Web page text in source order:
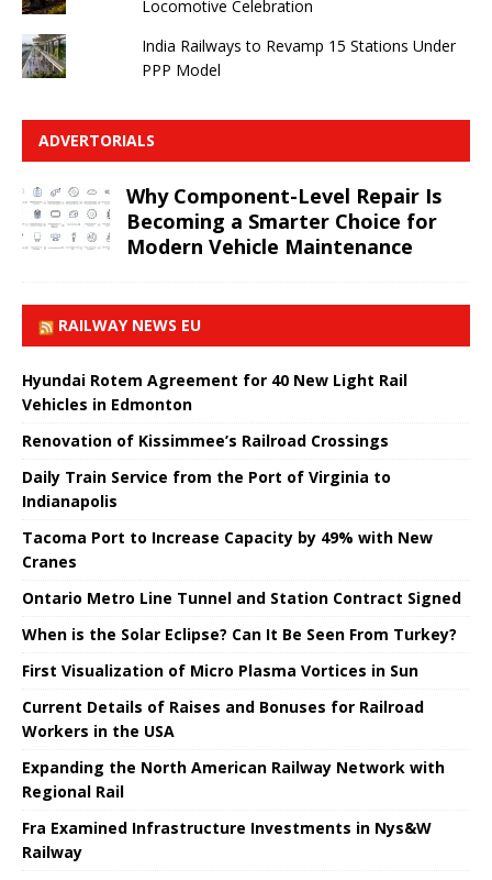
Locomotive Celebration
India Railways to Revamp 15 Stations Under
PPP Model
ADVERTORIALS
Why Component-Level Repair Is
Becoming a Smarter Choice for
Modern Vehicle Maintenance
RAILWAY NEWS EU
Hyundai Rotem Agreement for 40 New Light Rail
Vehicles in Edmonton
Renovation of Kissimmee’s Railroad Crossings
Daily Train Service from the Port of Virginia to
Indianapolis
Tacoma Port to Increase Capacity by 49% with New
Cranes
Ontario Metro Line Tunnel and Station Contract Signed
When is the Solar Eclipse? Can It Be Seen From Turkey?
First Visualization of Micro Plasma Vortices in Sun
Current Details of Raises and Bonuses for Railroad
Workers in the USA
Expanding the North American Railway Network with
Regional Rail
Fra Examined Infrastructure Investments in Nys&W
Railway